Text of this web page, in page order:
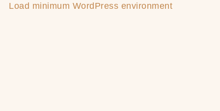
Load minimum WordPress environment